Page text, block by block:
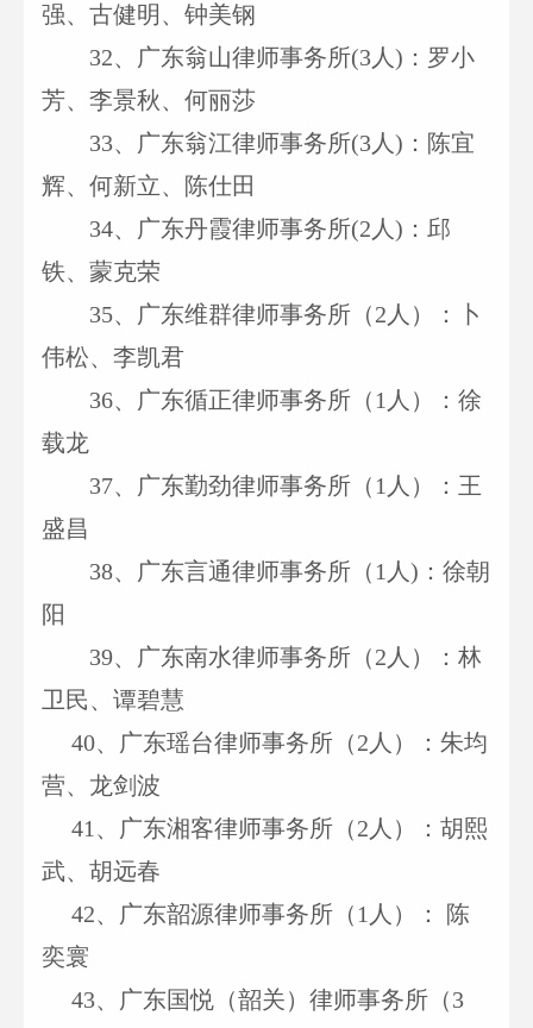
强、古健明、钟美钢
32、广东翁山律师事务所(3人)：罗小
芳、李景秋、何丽莎
33、广东翁江律师事务所(3人)：陈宜
辉、何新立、陈仕田
34、广东丹霞律师事务所(2人)：邱
铁、蒙克荣
35、广东维群律师事务所（2人）：卜
伟松、李凯君
36、广东循正律师事务所（1人）：徐
载龙
37、广东勤劲律师事务所（1人）：王
盛昌
38、广东言通律师事务所（1人)：徐朝
阳
39、广东南水律师事务所（2人）：林
卫民、谭碧慧
40、广东瑶台律师事务所（2人）：朱均
营、龙剑波
41 、广东湘客律师事务所（2人）：胡熙
武、胡远春
42、广东韶源律师事务所（1人）： 陈
奕寰
43、广东国悦（韶关）律师事务所（3